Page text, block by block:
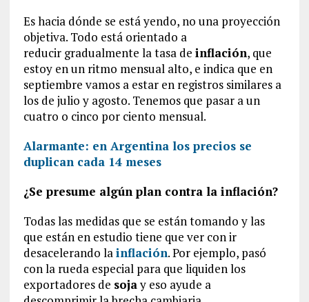
Es hacia dónde se está yendo, no una proyección
objetiva. Todo está orientado a
reducir gradualmente la tasa de inflación, que
estoy en un ritmo mensual alto, e indica que en
septiembre vamos a estar en registros similares a
los de julio y agosto. Tenemos que pasar a un
cuatro o cinco por ciento mensual.
Alarmante: en Argentina los precios se
duplican cada 14 meses
¿Se presume algún plan contra la inflación?
Todas las medidas que se están tomando y las
que están en estudio tiene que ver con ir
desacelerando lainflación. Por ejemplo, pasó
con la rueda especial para que liquiden los
exportadores de sojay eso ayude a